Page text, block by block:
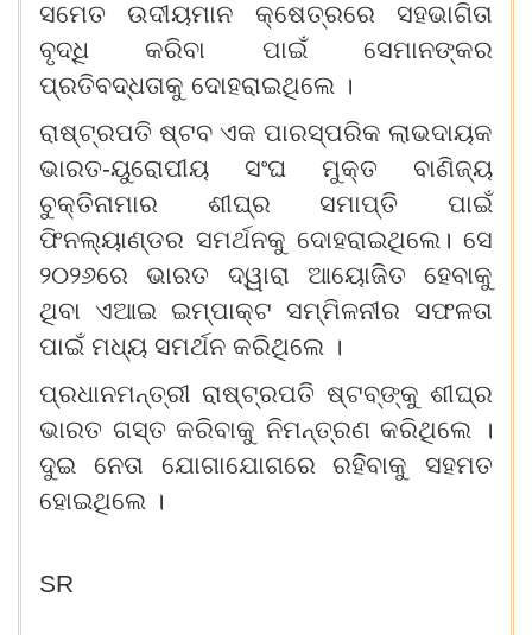
ସମେତ ଉଦୀୟମାନ କ୍ଷେତ୍ରରେ ସହଭାଗିତା
ବୃଦ୍ଧି କରିବା ପାଇଁ ସେମାନଙ୍କର
ପ୍ରତିବଦ୍ଧତାକୁ ଦୋହରାଇଥିଲେ ।
ରାଷ୍ଟ୍ରପତି ଷ୍ଟବ ଏକ ପାରସ୍ପରିକ ଲାଭଦାୟକ
ଭାରତ-ୟୁରୋପୀୟ ସଂଘ ମୁକ୍ତ ବାଣିଜ୍ୟ
ଚୁକ୍ତିନାମାର ଶୀଘ୍ର ସମାପ୍ତି ପାଇଁ
ଫିନଲ୍ୟାଣ୍ଡର ସମର୍ଥନକୁ ଦୋହରାଇଥିଲେ। ସେ
୨୦୨୬ରେ ଭାରତ ଦ୍ୱାରା ଆୟୋଜିତ ହେବାକୁ
ଥିବା ଏଆଇ ଇମ୍ପାକ୍ଟ ସମ୍ମିଳନୀର ସଫଳତା
ପାଇଁ ମଧ୍ୟ ସମର୍ଥନ କରିଥିଲେ ।
ପ୍ରଧାନମନ୍ତ୍ରୀ ରାଷ୍ଟ୍ରପତି ଷ୍ଟବ୍‌ଙ୍କୁ ଶୀଘ୍ର
ଭାରତ ଗସ୍ତ କରିବାକୁ ନିମନ୍ତ୍ରଣ କରିଥିଲେ ।
ଦୁଇ ନେତା ଯୋଗାଯୋଗରେ ରହିବାକୁ ସହମତ
ହୋଇଥିଲେ ।
SR